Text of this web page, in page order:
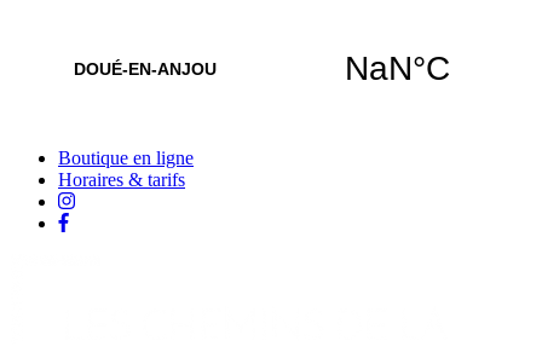
Boutique en ligne
Horaires & tarifs